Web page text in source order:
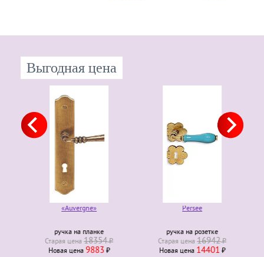
Выгодная цена
«Auvergne»
ручка на планке
Старая ценa 18354₽
Новая ценa9883₽
Persee
ручка на розетке
Старая ценa 16942₽
Новая ценa14401₽